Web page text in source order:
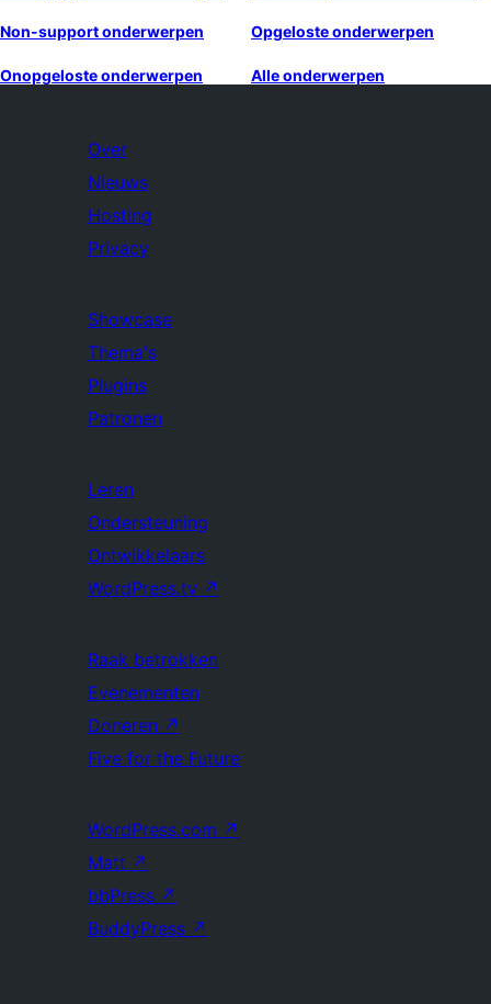
Non-support onderwerpen Opgeloste onderwerpen
Onopgeloste onderwerpen Alle onderwerpen
Over
Nieuws
Hosting
Privacy
Showcase
Thema's
Plugins
Patronen
Leren
Ondersteuning
Ontwikkelaars
WordPress.tv ↗
Raak betrokken
Evenementen
Doneren ↗
Five for the Future
WordPress.com ↗
Matt ↗
bbPress ↗
BuddyPress ↗